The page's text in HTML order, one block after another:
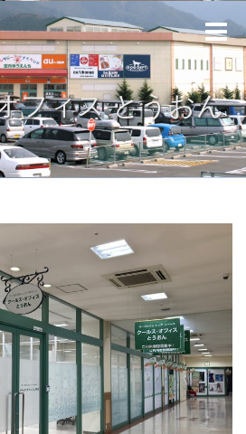
Toggle
フィス とうおん